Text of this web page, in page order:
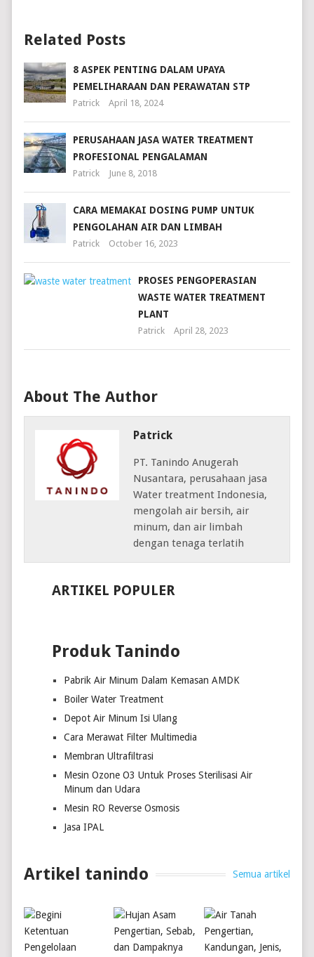
Related Posts
8 ASPEK PENTING DALAM UPAYA
PEMELIHARAAN DAN PERAWATAN STP
Patrick April 18, 2024
PERUSAHAAN JASA WATER TREATMENT
PROFESIONAL PENGALAMAN
Patrick June 8, 2018
CARA MEMAKAI DOSING PUMP UNTUK
PENGOLAHAN AIR DAN LIMBAH
Patrick October 16, 2023
PROSES PENGOPERASIAN
WASTE WATER TREATMENT
PLANT
Patrick April 28, 2023
About The Author
Patrick
PT. Tanindo Anugerah
Nusantara, perusahaan jasa
Water treatment Indonesia,
mengolah air bersih, air
minum, dan air limbah
dengan tenaga terlatih
ARTIKEL POPULER
Produk Tanindo
Pabrik Air Minum Dalam Kemasan AMDK
Boiler Water Treatment
Depot Air Minum Isi Ulang
Cara Merawat Filter Multimedia
Membran Ultrafiltrasi
Mesin Ozone O3 Untuk Proses Sterilisasi Air
Minum dan Udara
Mesin RO Reverse Osmosis
Jasa IPAL
Artikel tanindo Semua artikel